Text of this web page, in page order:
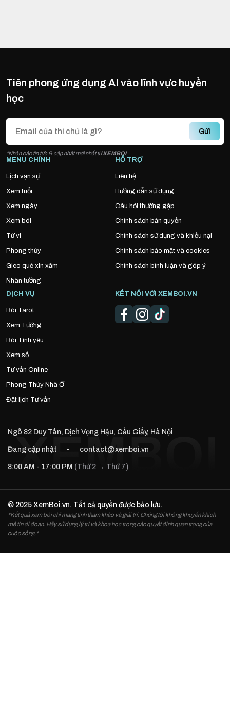
Tiên phong ứng dụng AI vào lĩnh vực huyền
học
Gửi
*Nhận các tin tức & cập nhật mới nhất từXEMBOI
MENU CHÍNH
Lịch vạn sự
Xem tuổi
Xem ngày
Xem bói
Tử vi
Phong thủy
Gieo quẻ xin xăm
Nhân tướng
HỖ TRỢ
Liên hệ
Hướng dẫn sử dụng
Câu hỏi thường gặp
Chính sách bản quyền
Chính sách sử dụng và khiếu nại
Chính sách bảo mật và cookies
Chính sách bình luận và góp ý
DỊCH VỤ
Bói Tarot
Xem Tướng
Bói Tình yêu
Xem số
Tư vấn Online
Phong Thủy Nhà Ở
Đặt lịch Tư vấn
KẾT NỐI VỚI XEMBOI.VN
Ngõ 82 Duy Tân, Dịch Vọng Hậu, Cầu Giấy, Hà Nội
Đang cập nhật - contact@xemboi.vn
8:00 AM - 17:00 PM (Thứ 2 → Thứ 7)
© 2025 XemBoi.vn. Tất cả quyền được bảo lưu.
*Kết quả xem bói chỉ mang tính tham khảo và giải trí. Chúng tôi không khuyến khích
mê tín dị đoan. Hãy sử dụng lý trí và khoa học trong các quyết định quan trọng của
cuộc sống.*